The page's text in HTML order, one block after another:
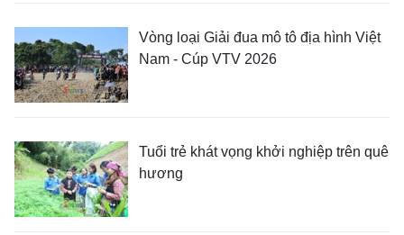
Vòng loại Giải đua mô tô địa hình Việt
Nam - Cúp VTV 2026
Tuổi trẻ khát vọng khởi nghiệp trên quê
hương